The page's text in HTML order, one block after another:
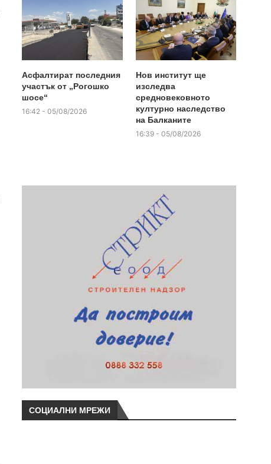
Асфалтират последния
участък от „Рогошко
шосе“
16:42 - 05/08/2026
Нов институт ще
изследва
средновековното
културно наследство
на Балканите
16:39 - 05/08/2026
СОЦИАЛНИ МРЕЖИ